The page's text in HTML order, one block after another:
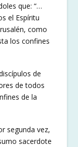
que: “…
el Espíritu
como
los confines
de
de todos
de la
segunda vez,
sacerdote